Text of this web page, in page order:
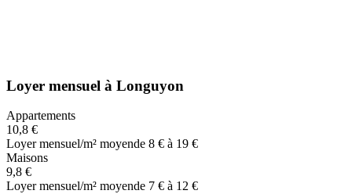
Loyer mensuel à Longuyon
Appartements
10,8 €
Loyer mensuel/m² moyende 8 € à 19 €
Maisons
9,8 €
Loyer mensuel/m² moyende 7 € à 12 €